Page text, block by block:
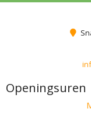
Openingsuren